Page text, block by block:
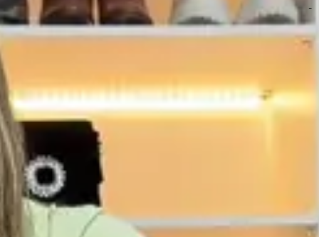
Sobre o produto! ;) -
Ideal para composições elegantes e com um toque de
leveza, o Short Marialícia traz uma proposta que
combina o clássico com muita modernidade. O
fechamento em zíper e botão forrado traz praticidade
para o dia a dia, enquanto os bolsos laterais
complementam o visual com estilo. Além disso, seu
caimento soltinho proporciona sofisticação, sendo ideal
para ocasiões especiais. Combine com regatas, coletes e
até t-shirts para um look mais despojado.
Detalhes da peça:
• Feito em alfaiataria